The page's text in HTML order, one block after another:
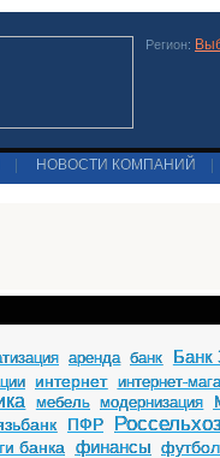
Регион:
НОВОСТИ КОМПАНИЙ
аренда банк
Банк
интернет интернет-
мебель модернизация
ПФР
банка финансы футбол